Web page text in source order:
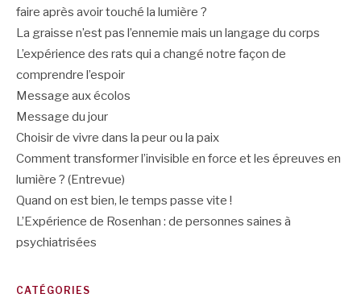
faire après avoir touché la lumière ?
La graisse n’est pas l’ennemie mais un langage du corps
L’expérience des rats qui a changé notre façon de
comprendre l’espoir
Message aux écolos
Message du jour
Choisir de vivre dans la peur ou la paix
Comment transformer l’invisible en force et les épreuves en
lumière ? (Entrevue)
Quand on est bien, le temps passe vite !
L’Expérience de Rosenhan : de personnes saines à
psychiatrisées
CATÉGORIES